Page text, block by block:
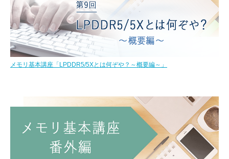
メモリ基本講座「LPDDR5/5Xとは何ぞや？～概要編～」